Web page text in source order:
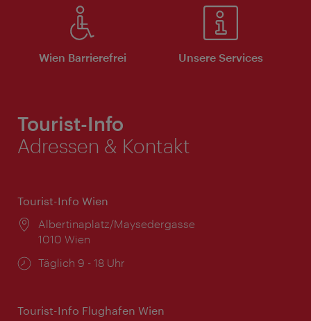
Wien Barrierefrei Unsere Services
Tourist-Info
Adressen & Kontakt
Tourist-Info Wien
Ort:
Albertinaplatz/Maysedergasse
1010 Wien
Öffnungszeiten:
Täglich 9 - 18 Uhr
Tourist-Info Flughafen Wien